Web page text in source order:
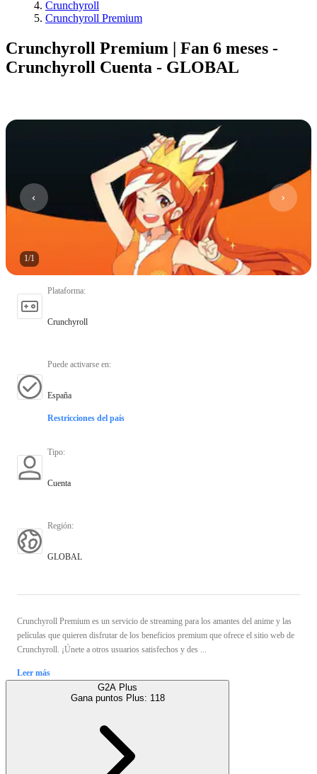
Crunchyroll
Crunchyroll Premium
Crunchyroll Premium | Fan 6 meses -
Crunchyroll Cuenta - GLOBAL
1/1
Plataforma:
Crunchyroll
Puede activarse en:
España
Restricciones del país
Tipo:
Cuenta
Región:
GLOBAL
Crunchyroll Premium es un servicio de streaming para los amantes del anime y las
películas que quieren disfrutar de los beneficios premium que ofrece el sitio web de
Crunchyroll. ¡Únete a otros usuarios satisfechos y des ...
Leer más
G2A Plus
Gana puntos Plus: 118